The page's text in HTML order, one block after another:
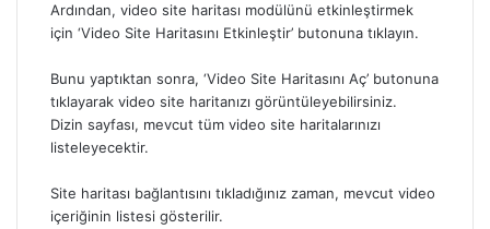
Ardından, video site haritası modülünü etkinleştirmek
için ‘Video Site Haritasını Etkinleştir’ butonuna tıklayın.
Bunu yaptıktan sonra, ‘Video Site Haritasını Aç’ butonuna
tıklayarak video site haritanızı görüntüleyebilirsiniz.
Dizin sayfası, mevcut tüm video site haritalarınızı
listeleyecektir.
Site haritası bağlantısını tıkladığınız zaman, mevcut video
içeriğinin listesi gösterilir.